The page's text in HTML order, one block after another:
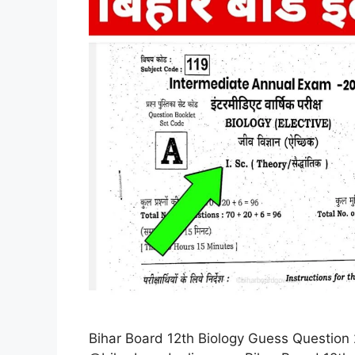
Bihar Board 12th Biology Guess Question